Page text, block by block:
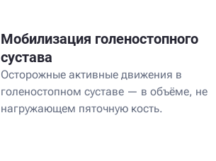
Мобилизация голеностопного
сустава
Осторожные активные движения в
голеностопном суставе — в объёме, не
нагружающем пяточную кость.